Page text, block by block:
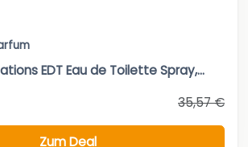
EDT Eau de Toilette Spray,...
35,57 €
Zum Deal